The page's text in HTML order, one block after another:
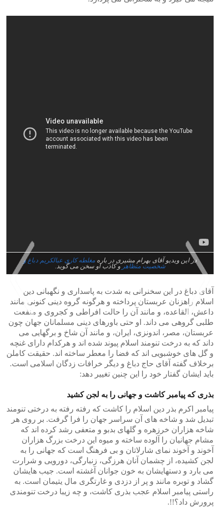
در این ویدیو آقای بهرام مشیری در باره مغلطه کاری عبالکریم دباغ و
شخصیت متظاهرو کاذب او سخن می گوید.
آقای دباغ در این سخنرانی به شدت به پاسداری و نگهبانی دین
اسلام راهزنان عربستان پرداخته و هرگونه گروه دینی کنونی مانند
داعش، القاعده، و مانند آن را حالت افراطی و کجروی و منفعت
طلبی گروهی می داند. او حتی باورهای دینی مسلمانان جهان چون
عربستان، مصر، اندونزی، ایران، و مانند آن شاخ و برگهایی می
داند که به درخت تنومند اسلام پیوند شده اند و هرکدام دارای غنچه
و گل های خوشبویی اند که فضا را معطر ساخته اند. حقیقت کاملن
برخلاف گفته آقای حاج دباغ و دیگر خرافات زدگان اسلامی است.
باید ایشان گفتار خود را این چنین تغییر دهد:
بذری که پیامبر کاشت و جهانی را به لجن کشید
پیامبر اکرم بذر دین اسلام را کاشت که رفته رفته به درختی تنومند
تبدیل شد و شاخه های آن سراسر جهان را فرا گرفت. بر روی هر
شاخه هزاران خرزهره و گلهای بدبو و متعفی رشد کرده اند که
مشام جهانیان را آلوده ساخته و میوه این درخت بزرگ هزاران
آخوند و آخوند نمای شارلاتان و بی فرهنگ است که جهانی را به
لجن کشیده، از چشمان آنان هرزگی، زنبارگی، دورویی و شرارت
می بارد و دستهایشان به خون جوانان آغشته است. جیب هایشان
گشاد و توبره مانند و پر از دزدی و غارتگری مال یتیمان است. به
راستی پیامبر اسلام عجب بذری کاشت، و چه زیبا درخت تنومندی
پرورش داد؟!!.
<
>